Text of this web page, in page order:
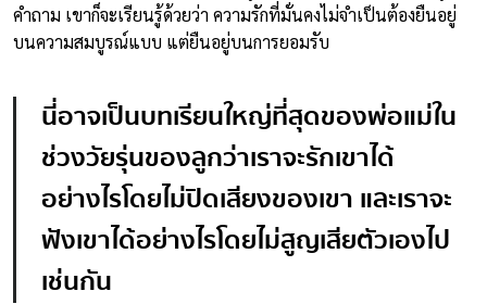
คำถาม เขาก็จะเรียนรู้ด้วยว่า ความรักที่มั่นคงไม่จำเป็นต้องยืนอยู่
บนความสมบูรณ์แบบ แต่ยืนอยู่บนการยอมรับ
นี่อาจเป็นบทเรียนใหญ่ที่สุดของพ่อแม่ใน
ช่วงวัยรุ่นของลูกว่าเราจะรักเขาได้
อย่างไรโดยไม่ปิดเสียงของเขา และเราจะ
ฟังเขาได้อย่างไรโดยไม่สูญเสียตัวเองไป
เช่นกัน